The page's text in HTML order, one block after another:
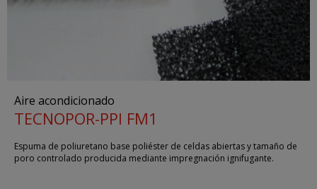
Aire acondicionado
TECNOPOR-PPI FM1
Espuma de poliuretano base poliéster de celdas abiertas y tamaño de
poro controlado producida mediante impregnación ignifugante.